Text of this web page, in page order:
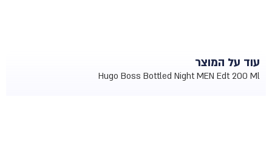
עוד על המוצר
Hugo Boss Bottled Night MEN Edt 200 Ml